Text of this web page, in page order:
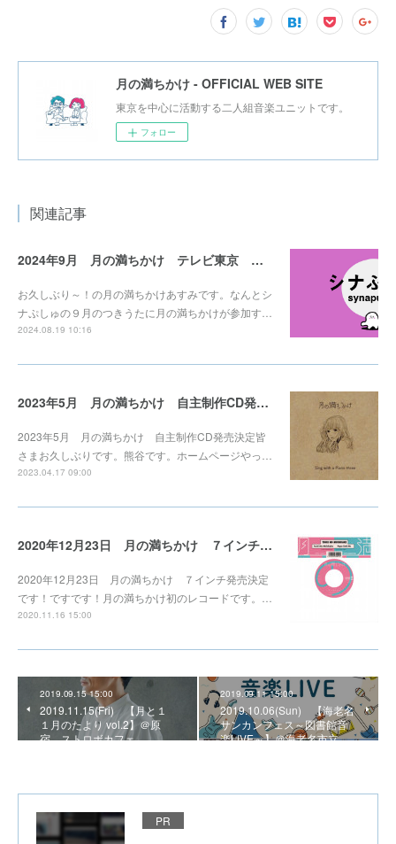
月の満ちかけ - OFFICIAL WEB SITE
東京を中心に活動する二人組音楽ユニットです。
フォロー
関連記事
2024年9月 月の満ちかけ テレビ東京 シナぷしゅの９月のつきうたで流れます
お久しぶり～！の月の満ちかけあすみです。なんとシ
ナぷしゅの９月のつきうたに月の満ちかけが参加す…
2024.08.19 10:16
2023年5月 月の満ちかけ 自主制作CD発売決定
2023年5月 月の満ちかけ 自主制作CD発売決定皆
さまお久しぶりです。熊谷です。ホームページやっ…
2023.04.17 09:00
2020年12月23日 月の満ちかけ ７インチ発売決定
2020年12月23日 月の満ちかけ ７インチ発売決定
です！ですです！月の満ちかけ初のレコードです。…
2020.11.16 15:00
2019.09.15 15:00
2019.11.15(Fri) 【月と１
１月のたより vol.2】＠原
宿 ストロボカフェ
2019.09.11 15:00
2019.10.06(Sun) 【海老名
サンカンフェス～図書館音
楽LIVE～】＠海老名市立…
PR